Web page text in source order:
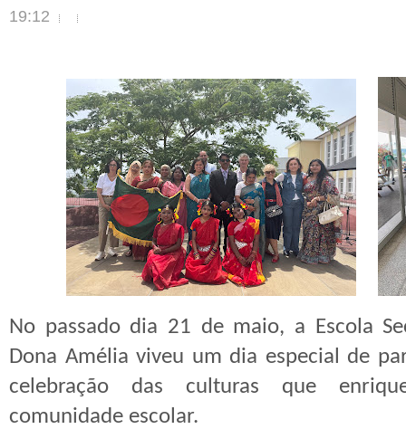
19:12
No passado dia 21 de maio, a Escola
Dona Amélia viveu um dia especial de
celebração das culturas que
comunidade escolar.